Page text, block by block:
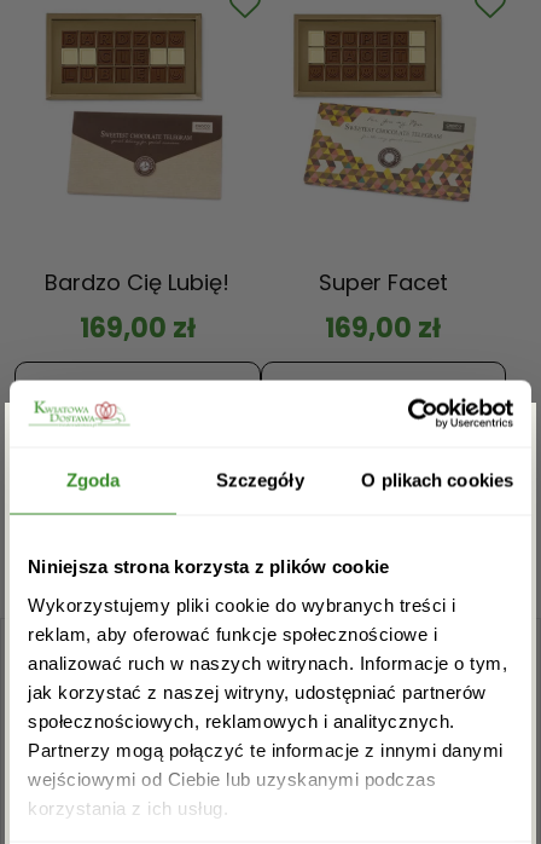
Zgoda Szczegóły O plikach cookies
Niniejsza strona korzysta z plików cookie
Wykorzystujemy pliki cookie do wybranych treści i
reklam, aby oferować funkcje społecznościowe i
analizować ruch w naszych witrynach. Informacje o tym,
jak korzystać z naszej witryny, udostępniać partnerów
społecznościowych, reklamowych i analitycznych.
Partnerzy mogą połączyć te informacje z innymi danymi
wejściowymi od Ciebie lub uzyskanymi podczas
korzystania z ich usług.
Bardzo Cię Lubię!
169,00 zł
ZOBACZ WIĘCEJ
Super Facet
169,00 zł
ZOBACZ WIĘCEJ
Czekoladowe życzenia dla mężczyzny idealnym
pomysłem na prezent na każdą okazję. Wyślij słodką
wiadomość bratu, ukochanemu czy przyjacielowi.
+48 22 110 59 60
Zgarnij rabat -5%
Zapisz się do newslettera i zgarnij
rabat na pierwsze zakupy!
Akceptuję regulamin i wyrażam zgodę na
przetwarzanie powyższych danych osobowych